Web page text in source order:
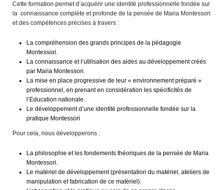
Cette formation permet d’acquérir une identité professionnelle fondée sur
la connaissance complète et profonde de la pensée de Maria Montessori
et des compétences précises à travers :
La compréhension des grands principes de la pédagogie
Montessori.
La connaissance et l’utilisation des aides au développement créés
par Maria Montessori.
La mise en place progressive de leur « environnement préparé »
professionnel, en prenant en considération les spécificités de
l’Education nationale.
Le développement d’une identité professionnelle fondée sur la
pratique Montessori
Pour cela, nous développerons :
La philosophie et les fondements théoriques de la pensée de Maria
Montessori.
Le matériel de développement (présentation du matériel, ateliers de
manipulation et fabrication de ce matériel).